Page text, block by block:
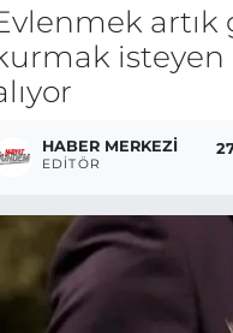
artık
isteyen
HABER MERKEZI
EDITÖR